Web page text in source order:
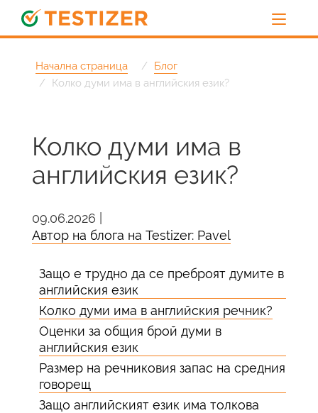
Начална страница
Блог
Колко думи има в английския език?
Колко думи има в
английския език?
09.06.2026 |
Автор на блога на Testizer: Pavel
Защо е трудно да се преброят думите в
английския език
Колко думи има в английския речник?
Оценки за общия брой думи в
английския език
Размер на речниковия запас на средния
говорещ
Защо английският език има толкова